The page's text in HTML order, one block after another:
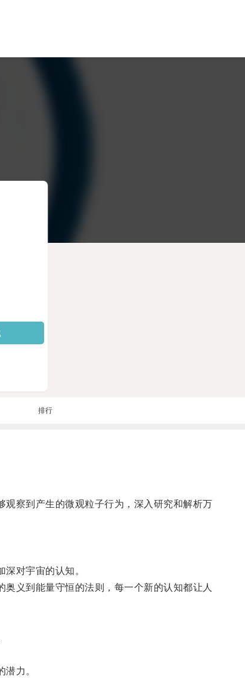
排行
察到产生的微观粒子行为，深入研究和解析万
对宇宙的认知。
义到能量守恒的法则，每一个新的认知都让人
力。